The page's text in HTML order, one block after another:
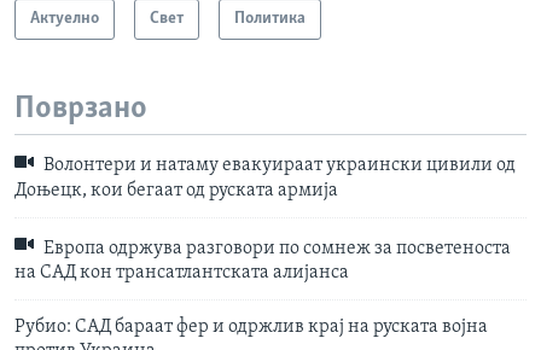
Актуелно Свет Политика
Поврзано
Волонтери и натаму евакуираат украински цивили од
Доњецк, кои бегаат од руската армија
Европа одржува разговори по сомнеж за посветеноста
на САД кон трансатлантската алијанса
Рубио: САД бараат фер и одржлив крај на руската војна